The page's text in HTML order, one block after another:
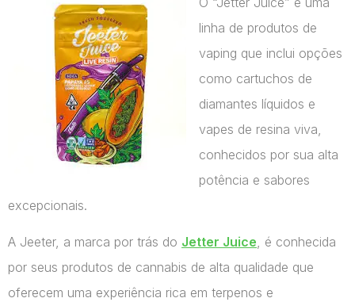
linha de produtos de
vaping que inclui opções
como cartuchos de
diamantes líquidos e
vapes de resina viva,
conhecidos por sua alta
potência e sabores
excepcionais.
A Jeeter, a marca por trás do Jetter Juice, é conhecida
por seus produtos de cannabis de alta qualidade que
oferecem uma experiência rica em terpenos e